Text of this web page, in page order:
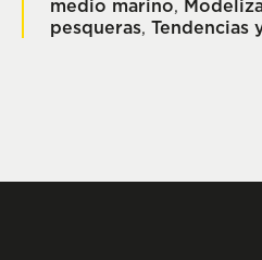
medio marino,
pesqueras, Tendencias